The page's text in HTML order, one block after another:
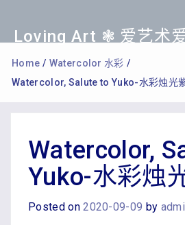
Loving Art ❃ 爱艺术
Home / Watercolor 水彩 /
Watercolor, Salute to Yuko-水彩烛光
Watercolor,
Yuko-水彩烛
Posted on2020-09-09 by